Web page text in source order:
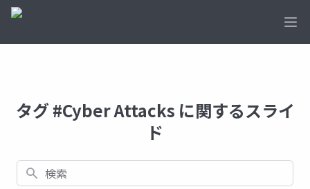
タグ #Cyber Attacks に関するスライ
ド
検索